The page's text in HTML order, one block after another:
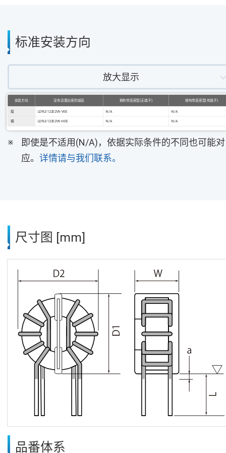
标准安装方向
放大显示
安装方向 没有设置台座的部品 拥有带底座型(无端子) 拥有带底座型(有端子)
縦 LDFL012202V6-V0E N/A N/A
横 LDFL012202V6-H0E N/A N/A
即使是不适用(N/A)，依据实际条件的不同也可能对
应。 详情请与我们联系。
尺寸图 [mm]
品番体系